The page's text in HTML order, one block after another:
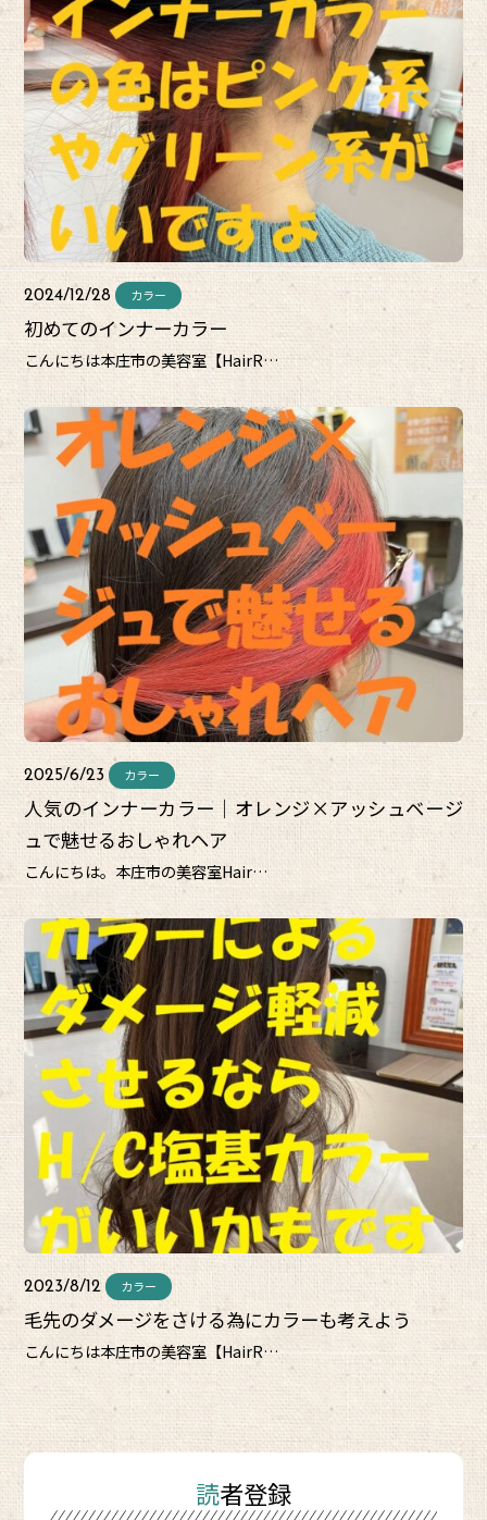
2024/12/28 カラー
初めてのインナーカラー
こんにちは本庄市の美容室【HairR…
2025/6/23 カラー
人気のインナーカラー｜オレンジ×アッシュベージ
ュで魅せるおしゃれヘア
こんにちは。本庄市の美容室Hair…
2023/8/12 カラー
毛先のダメージをさける為にカラーも考えよう
こんにちは本庄市の美容室【HairR…
読者登録